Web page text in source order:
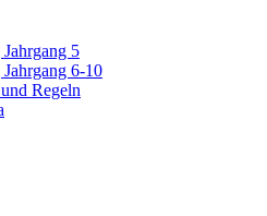
5
6-10
Regeln